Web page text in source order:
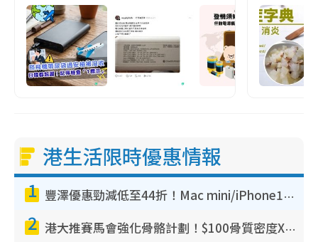
港生活限時優惠情報
1 豐澤優惠勁減低至44折！Mac mini/iPhone17Pro大減價！廚房家電$220起
2 港大推賽馬會強化骨骼計劃！$100骨質密度X光檢查 完成免費運動訓練送超市禮券！附參加資格